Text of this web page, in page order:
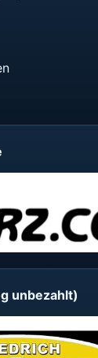
unbezahlt)